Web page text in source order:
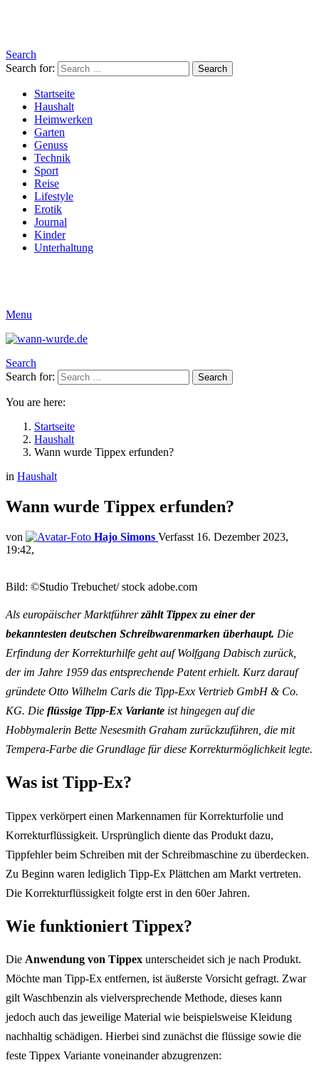
Search
Search for:
Search
Startseite
Haushalt
Heimwerken
Garten
Genuss
Technik
Sport
Reise
Lifestyle
Erotik
Journal
Kinder
Unterhaltung
Menu
Search
Search for:
Search
You are here:
Startseite
Haushalt
Wann wurde Tippex erfunden?
in Haushalt
Wann wurde Tippex erfunden?
von Hajo Simons
16. Dezember 2023,
19:42
Bild: ©Studio Trebuchet/ stock adobe.com
Als europäischer Marktführerzählt Tippex zu einer der
bekanntesten deutschen Schreibwarenmarken überhaupt. Die
Erfindung der Korrekturhilfe geht auf Wolfgang Dabisch zurück,
der im Jahre 1959 das entsprechende Patent erhielt. Kurz darauf
gründete Otto Wilhelm Carls die Tipp-Exx Vertrieb GmbH & Co.
KG. Die flüssige Tipp-Ex Variante ist hingegen auf die
Hobbymalerin Bette Nesesmith Graham zurückzuführen, die mit
Tempera-Farbe die Grundlage für diese Korrekturmöglichkeit legte.
Was ist Tipp-Ex?
Tippex verkörpert einen Markennamen für Korrekturfolie und
Korrekturflüssigkeit. Ursprünglich diente das Produkt dazu,
Tippfehler beim Schreiben mit der Schreibmaschine zu überdecken.
Zu Beginn waren lediglich Tipp-Ex Plättchen am Markt vertreten.
Die Korrekturflüssigkeit folgte erst in den 60er Jahren.
Wie funktioniert Tippex?
Die Anwendung von Tippex unterscheidet sich je nach Produkt.
Möchte man Tipp-Ex entfernen, ist äußerste Vorsicht gefragt. Zwar
gilt Waschbenzin als vielversprechende Methode, dieses kann
jedoch auch das jeweilige Material wie beispielsweise Kleidung
nachhaltig schädigen. Hierbei sind zunächst die flüssige sowie die
feste Tippex Variante voneinander abzugrenzen: